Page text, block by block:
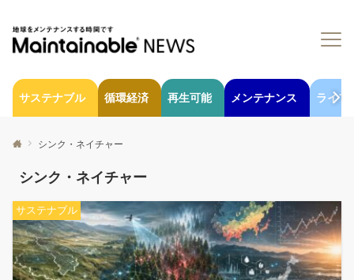
サステナブル 循環経済 再生可能 メンテナンス ライフ
シンク・ネイチャー
シンク・ネイチャー
サステナブル